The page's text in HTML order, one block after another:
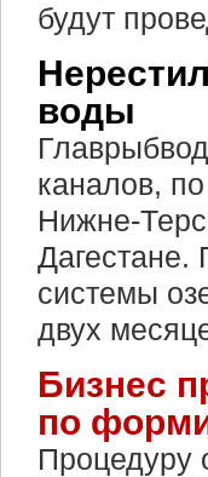
будут
воды
каналов,
Нижне-
Дагестане.
системы
двух
Бизнес
по
Процедуру